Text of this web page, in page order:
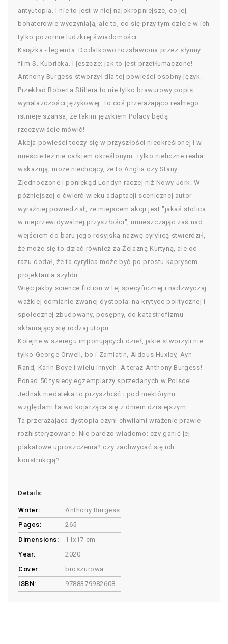
antyutopia. I nie to jest w niej najokropniejsze, co jej
bohaterowie wyczyniają, ale to, co się przy tym dzieje w ich
tylko pozornie ludzkiej świadomości.
Książka - legenda. Dodatkowo rozsławiona przez słynny
film S. Kubricka. I jeszcze: jak to jest przetłumaczone!
Anthony Burgess stworzył dla tej powieści osobny język.
Przekład Roberta Stillera to nie tylko brawurowy popis
wynalazczości językowej. To coś przerażająco realnego:
istnieje szansa, że takim językiem Polacy będą
rzeczywiście mówić!
Akcja powieści toczy się w przyszłości nieokreślonej i w
mieście też nie całkiem określonym. Tylko nieliczne realia
wskazują, może niechcący, że to Anglia czy Stany
Zjednoczone i poniekąd Londyn raczej niż Nowy Jork. W
późniejszej o ćwierć wieku adaptacji scenicznej autor
wyraźniej powiedział, że miejscem akcji jest "jakaś stolica
w nieprzewidywalnej przyszłości", umieszczając zaś nad
wejściem do baru jego rosyjską nazwę cyrylicą stwierdził,
że może się to dziać również za Żelazną Kurtyną, ale od
razu dodał, że ta cyrylica może być po prostu kaprysem
projektanta szyldu.
Więc jakby science fiction w tej specyficznej i nadzwyczaj
ważkiej odmianie zwanej dystopia: na krytyce politycznej i
społecznej zbudowany, posępny, do katastrofizmu
skłaniający się rodzaj utopii.
Kolejne w szeregu imponujących dzieł, jakie stworzyli nie
tylko George Orwell, bo i Zamiatin, Aldous Huxley, Ayn
Rand, Karin Boye i wielu innych. A teraz Anthony Burgess!
Ponad 50 tysiecy egzemplarzy sprzedanych w Polsce!
Jednak niedaleka to przyszłość i pod niektórymi
względami łatwo kojarząca się z dniem dzisiejszym.
Ta przerażająca dystopia czyni chwilami wrażenie prawie
rozhisteryzowane. Nie bardzo wiadomo: czy ganić jej
plakatowe uproszczenia? czy zachwycać się ich
konstrukcją?
Details:
Writer:
Anthony Burgess
Pages:
265
Dimensions:
11x17 cm
Year:
2020
Cover:
broszurowa
ISBN:
9788379982608